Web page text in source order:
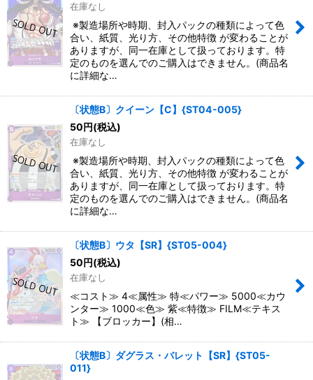
在庫なし
※製造場所や時期、封入パックの種類によって色
合い、紙質、光り方、その他特徴 が変わることが
ありますが、同一在庫として扱っております。特
定のものを選んでのご購入はできません。(商品名
に詳細な…
〔状態B〕クイーン【C】{ST04-005}
50円(税込)
在庫なし
※製造場所や時期、封入パックの種類によって色
合い、紙質、光り方、その他特徴 が変わることが
ありますが、同一在庫として扱っております。特
定のものを選んでのご購入はできません。(商品名
に詳細な…
〔状態B〕ウタ【SR】{ST05-004}
50円(税込)
在庫なし
≪コスト≫ 4≪属性≫ 特≪パワー≫ 5000≪カウ
ンター≫ 1000≪色≫ 紫≪特徴≫ FILM≪テキス
ト≫ 【ブロッカー】(相…
〔状態B〕ダグラス・バレット【SR】{ST05-
011}